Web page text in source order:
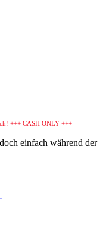
+++ CASH ONLY +++
einfach während der